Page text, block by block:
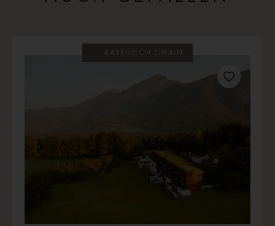
BAYERISCH GMAIN